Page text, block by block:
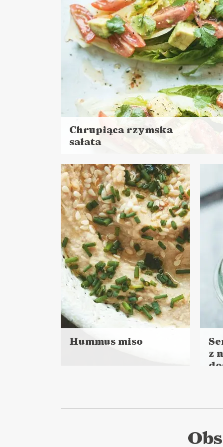
PRACY ❄️
Chrupiąca rzymska
sałata
więcej
Czas przygotowania: do 30 minut
LUNCHE DO PRACY PRZYSTAWKI
Hummus miso
z